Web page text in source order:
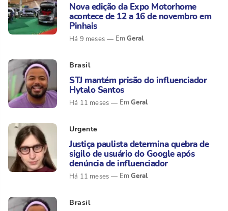
Nova edição da Expo Motorhome
acontece de 12 a 16 de novembro em
Pinhais
Há 9 meses Geral
Brasil
STJ mantém prisão do influenciador
Hytalo Santos
Há 11 meses Geral
Urgente
Justiça paulista determina quebra de
sigilo de usuário do Google após
denúncia de influenciador
Há 11 meses Geral
Brasil